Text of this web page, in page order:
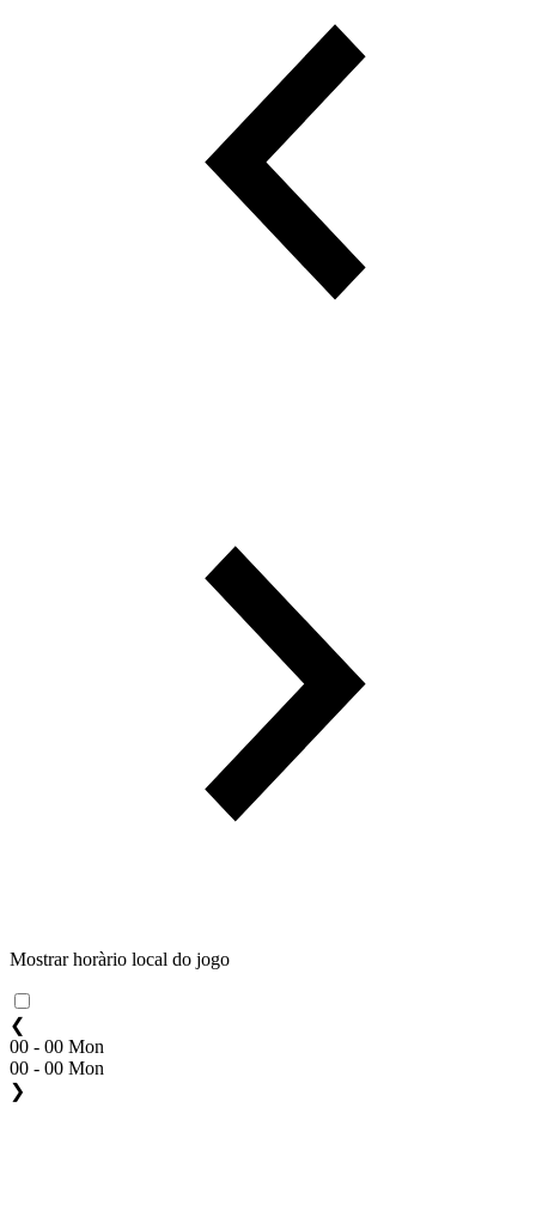
Mostrar horàrio local do jogo
❮
00 - 00 Mon
00 - 00 Mon
❯